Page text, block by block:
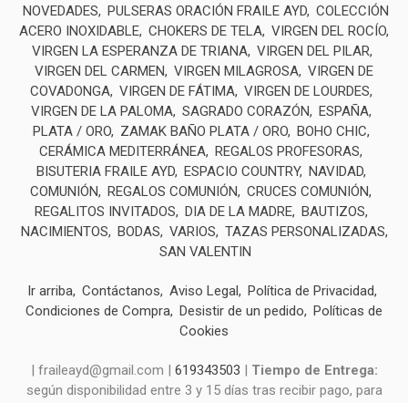
NOVEDADES PULSERAS ORACIÓN FRAILE AYD COLECCIÓN
ACERO INOXIDABLE CHOKERS DE TELA VIRGEN DEL ROCÍO
VIRGEN LA ESPERANZA DE TRIANA VIRGEN DEL PILAR
VIRGEN DEL CARMEN
VIRGEN MILAGROSA VIRGEN DE
COVADONGA VIRGEN DE FÁTIMA VIRGEN DE LOURDES
VIRGEN DE LA PALOMA SAGRADO CORAZÓN
ESPAÑA
PLATA / ORO
ZAMAK BAÑO PLATA / ORO BOHO CHIC
CERÁMICA MEDITERRÁNEA REGALOS PROFESORAS
BISUTERIA FRAILE AYD ESPACIO COUNTRY NAVIDAD
COMUNIÓN
REGALOS COMUNIÓN
CRUCES COMUNIÓN
REGALITOS INVITADOS
DIA DE LA MADRE BAUTIZOS
NACIMIENTOS
BODAS VARIOS
TAZAS PERSONALIZADAS
SAN VALENTIN
Ir arriba Contáctanos Aviso Legal
Política de Privacidad
Condiciones de Compra Desistir de un pedido
Políticas de
Cookies
| fraileayd@gmail.com | 619343503 | Tiempo de Entrega:
según disponibilidad entre 3 y 15 días tras recibir pago, para